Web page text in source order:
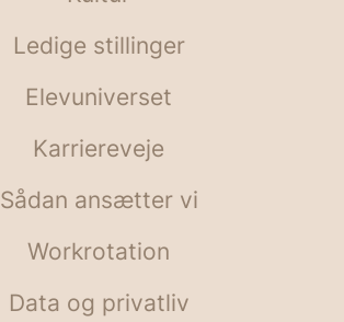
Ledige stillinger
Elevuniverset
Karriereveje
Sådan ansætter vi
Workrotation
Data og privatliv